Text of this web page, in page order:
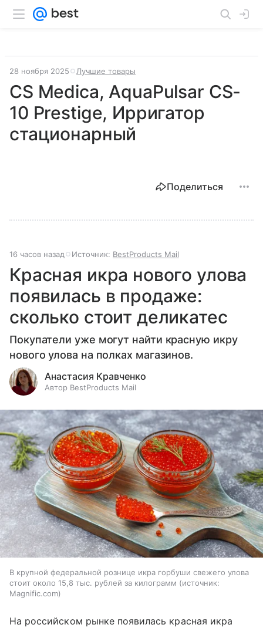
28 ноября 2025 Лучшие товары
CS Medica, AquaPulsar CS-
10 Prestige, Ирригатор
стационарный
Поделиться
16 часов назад Источник: BestProducts Mail
Красная икра нового улова
появилась в продаже:
сколько стоит деликатес
Покупатели уже могут найти красную икру
нового улова на полках магазинов.
Анастасия Кравченко
Автор BestProducts Mail
В крупной федеральной рознице икра горбуши свежего улова
стоит около 15,8 тыс. рублей за килограмм
источник:
Magnific.com
На российском рынке появилась красная икра